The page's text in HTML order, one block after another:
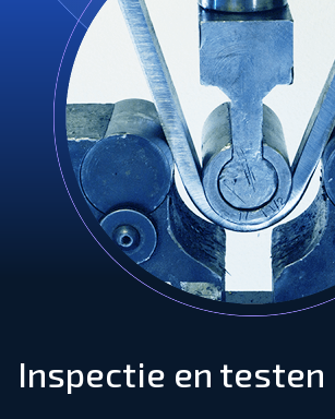
Producten
Industrieën
Bronnen
Contact
Over ons
Inspectie en testen